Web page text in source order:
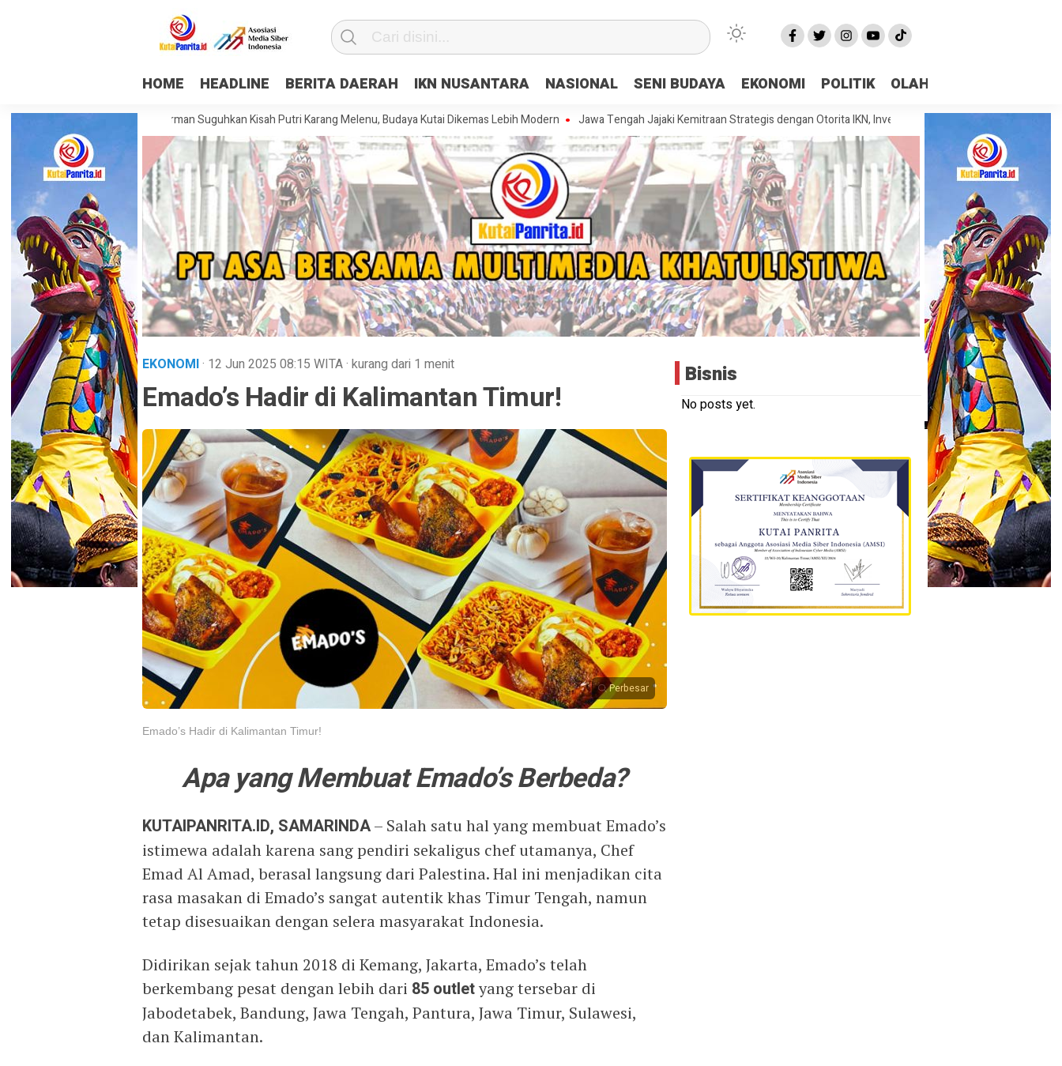
HOME HEADLINE BERITA DAERAH IKN NUSANTARA NASIONAL SENI BUDAYA EKONOMI POLITIK OLAHRAGA
Museum Mulawarman Suguhkan Kisah Putri Karang Melenu, Budaya Kutai Dikemas Lebih Modern Jawa Tengah Jajaki Kemitraan Strategis dengan Otorita IKN, Investasi dan Kolaborasi Jadi Fokus
EKONOMI· 12 Jun 2025 08:15 WITA· kurang dari 1 menit
Emado’s Hadir di Kalimantan Timur!
Perbesar
Emado’s Hadir di Kalimantan Timur!
Apa yang Membuat Emado’s Berbeda?
KUTAIPANRITA.ID, SAMARINDA– Salah satu hal yang membuat Emado’s
istimewa adalah karena sang pendiri sekaligus chef utamanya, Chef
Emad Al Amad, berasal langsung dari Palestina. Hal ini menjadikan cita
rasa masakan di Emado’s sangat autentik khas Timur Tengah, namun
tetap disesuaikan dengan selera masyarakat Indonesia.
Didirikan sejak tahun 2018 di Kemang, Jakarta, Emado’s telah
berkembang pesat dengan lebih dari 85 outletyang tersebar di
Jabodetabek, Bandung, Jawa Tengah, Pantura, Jawa Timur, Sulawesi,
dan Kalimantan.
Bisnis
No posts yet.